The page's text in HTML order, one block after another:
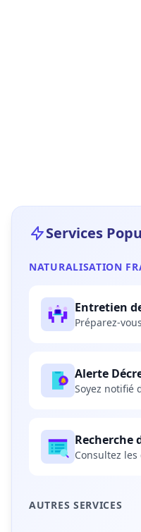
Services
NATURALISATION
Entretien
Préparez-
Alerte
Soyez notifié
Recherche
Consultez
AUTRES SERVICES